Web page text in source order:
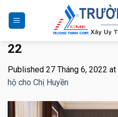
content
22
Published 27 Tháng 6, 2022 at
hộ cho Chị Huyền